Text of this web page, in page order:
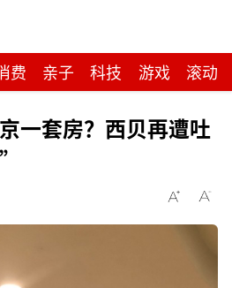
费 亲子 科技 游戏 滚动
一套房？西贝再遭吐